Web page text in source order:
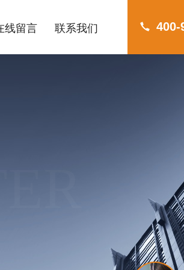
400-
线留言 联系我们